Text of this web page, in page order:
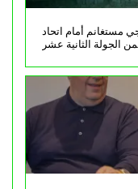
مستغانم أمام اتحاد
الجولة الثانية عشر